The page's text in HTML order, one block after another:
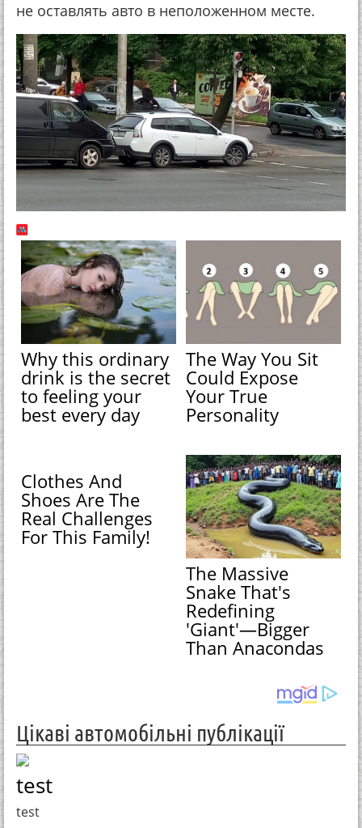
не оставлять авто в неположенном месте.
Why this ordinary
drink is the secret
to feeling your
best every day
The Way You Sit
Could Expose
Your True
Personality
Clothes And
Shoes Are The
Real Challenges
For This Family!
The Massive
Snake That's
Redefining
'Giant'—Bigger
Than Anacondas
Цікаві автомобільні публікації
test
test